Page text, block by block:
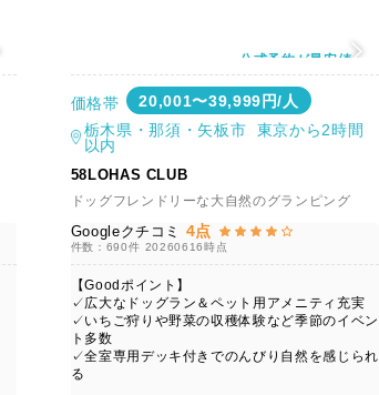
公式予約が最安値
価格帯
20,001〜39,999円/人
栃木県・那須・矢板市 東京から2時間
以内
58LOHAS CLUB
ドッグフレンドリーな大自然のグランピング
Googleクチコミ 4点
件数：690件 20260616時点
【Goodポイント】
✓広大なドッグラン＆ペット用アメニティ充実
✓いちご狩りや野菜の収穫体験など季節のイベン
ト多数
✓全室専用デッキ付きでのんびり自然を感じられ
る